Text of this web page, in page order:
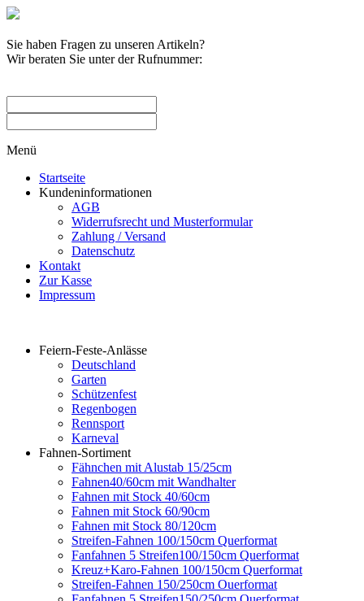
Sie haben Fragen zu unseren Artikeln?
Wir beraten Sie unter der Rufnummer:
Menü
Startseite
Kundeninformationen
AGB
Widerrufsrecht und Musterformular
Zahlung / Versand
Datenschutz
Kontakt
Zur Kasse
Impressum
Feiern-Feste-Anlässe
Deutschland
Garten
Schützenfest
Regenbogen
Rennsport
Karneval
Fahnen-Sortiment
Fähnchen mit Alustab 15/25cm
Fahnen40/60cm mit Wandhalter
Fahnen mit Stock 40/60cm
Fahnen mit Stock 60/90cm
Fahnen mit Stock 80/120cm
Streifen-Fahnen 100/150cm Querformat
Fanfahnen 5 Streifen100/150cm Querformat
Kreuz+Karo-Fahnen 100/150cm Querformat
Streifen-Fahnen 150/250cm Ouerformat